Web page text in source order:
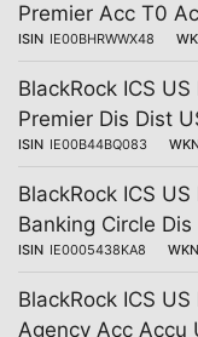
Premier Acc T0
ISIN IE00BHRWWX48
BlackRock ICS
Premier Dis Dist
ISIN IE00B44BQ083
BlackRock ICS
Banking Circle
ISIN IE0005438KA8 WKN
BlackRock ICS
Agency Acc Accu